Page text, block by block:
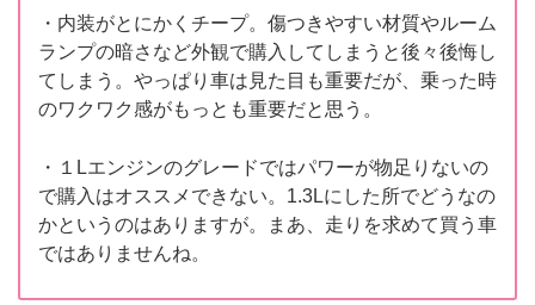
・内装がとにかくチープ。傷つきやすい材質やルーム
ランプの暗さなど外観で購入してしまうと後々後悔し
てしまう。やっぱり車は見た目も重要だが、乗った時
のワクワク感がもっとも重要だと思う。
・１Lエンジンのグレードではパワーが物足りないの
で購入はオススメできない。1.3Lにした所でどうなの
かというのはありますが。まあ、走りを求めて買う車
ではありませんね。